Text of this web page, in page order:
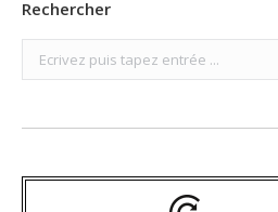
Rechercher
Search: